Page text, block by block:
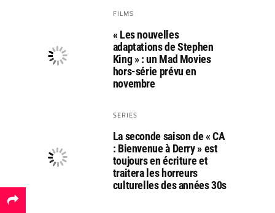
FILMS
« Les nouvelles
adaptations de Stephen
King » : un Mad Movies
hors-série prévu en
novembre
SERIES
La seconde saison de « CA
: Bienvenue à Derry » est
toujours en écriture et
traitera les horreurs
culturelles des années 30s